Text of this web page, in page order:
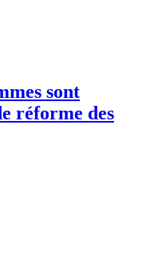
sont
réforme des